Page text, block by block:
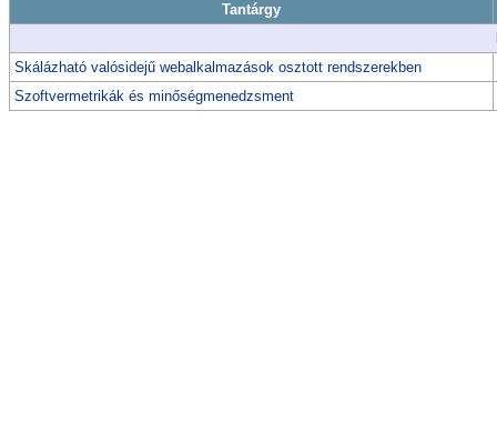
Tantárgy
Skálázható valósidejű webalkalmazások osztott rendszerekben
Szoftvermetrikák és minőségmenedzsment